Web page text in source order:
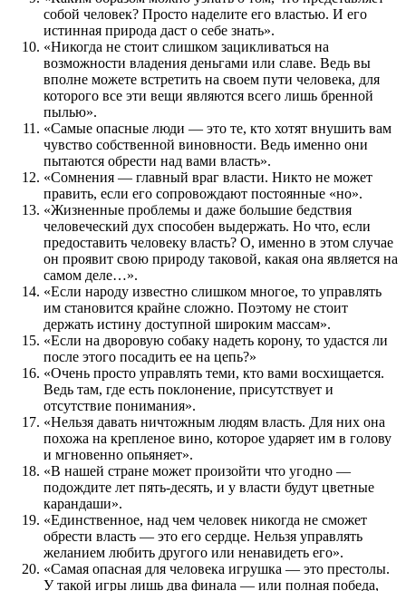
собой человек? Просто наделите его властью. И его
истинная природа даст о себе знать».
«Никогда не стоит слишком зацикливаться на
возможности владения деньгами или славе. Ведь вы
вполне можете встретить на своем пути человека, для
которого все эти вещи являются всего лишь бренной
пылью».
«Самые опасные люди — это те, кто хотят внушить вам
чувство собственной виновности. Ведь именно они
пытаются обрести над вами власть».
«Сомнения — главный враг власти. Никто не может
править, если его сопровождают постоянные «но».
«Жизненные проблемы и даже большие бедствия
человеческий дух способен выдержать. Но что, если
предоставить человеку власть? О, именно в этом случае
он проявит свою природу таковой, какая она является на
самом деле…».
«Если народу известно слишком многое, то управлять
им становится крайне сложно. Поэтому не стоит
держать истину доступной широким массам».
«Если на дворовую собаку надеть корону, то удастся ли
после этого посадить ее на цепь?»
«Очень просто управлять теми, кто вами восхищается.
Ведь там, где есть поклонение, присутствует и
отсутствие понимания».
«Нельзя давать ничтожным людям власть. Для них она
похожа на крепленое вино, которое ударяет им в голову
и мгновенно опьяняет».
«В нашей стране может произойти что угодно —
подождите лет пять-десять, и у власти будут цветные
карандаши».
«Единственное, над чем человек никогда не сможет
обрести власть — это его сердце. Нельзя управлять
желанием любить другого или ненавидеть его».
«Самая опасная для человека игрушка — это престолы.
У такой игры лишь два финала — или полная победа,